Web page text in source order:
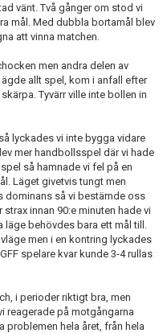
vänt. Två gånger om stod vi
mål. Med dubbla bortamål blev
att vinna matchen.
men andra delen av
allt spel, kom i anfall efter
Tyvärr ville inte bollen in
lyckades vi inte bygga vidare
mer handbollsspel där vi hade
så hamnade vi fel på en
Läget givetvis tungt men
dominans så vi bestämde oss
innan 90:e minuten hade vi
läge behövdes bara ett mål till.
men i en kontring lyckades
spelare kvar kunde 3-4 rullas
i perioder riktigt bra, men
reagerade på motgångarna
problemen hela året, från hela